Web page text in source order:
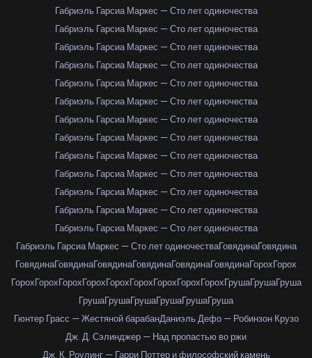
Габриэль Гарсиа Маркес — Сто лет одиночества
Габриэль Гарсиа Маркес — Сто лет одиночества
Габриэль Гарсиа Маркес — Сто лет одиночества
Габриэль Гарсиа Маркес — Сто лет одиночества
Габриэль Гарсиа Маркес — Сто лет одиночества
Габриэль Гарсиа Маркес — Сто лет одиночества
Габриэль Гарсиа Маркес — Сто лет одиночества
Габриэль Гарсиа Маркес — Сто лет одиночества
Габриэль Гарсиа Маркес — Сто лет одиночества
Габриэль Гарсиа Маркес — Сто лет одиночества
Габриэль Гарсиа Маркес — Сто лет одиночества
Габриэль Гарсиа Маркес — Сто лет одиночества
Габриэль Гарсиа Маркес — Сто лет одиночества
Габриэль Гарсиа Маркес — Сто лет одиночестваГовядинаГовядина
ГовядинаГовядинаГовядинаГовядинаГовядинаГовядинаГорохГорох
ГорохГорохГорохГорохГорохГорохГорохГорохГорохГрушаГрушаГруша
ГрушаГрушаГрушаГрушаГрушаГруша
Гюнтер Грасс — Жестяной барабанДаниэль Дефо — Робинзон Крузо
Дж. Д. Сэлинджер — Над пропастью во ржи
Дж. К. Роулинг — Гарри Поттер и философский камень